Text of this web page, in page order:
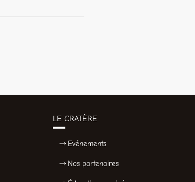
LE CRATÈRE
Evénements
Nos partenaires